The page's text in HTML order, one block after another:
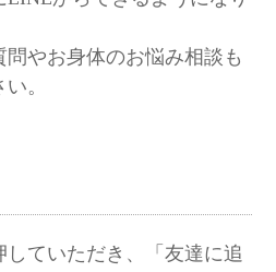
やお身体のお悩み相談も
。
ていただき、「友達に追